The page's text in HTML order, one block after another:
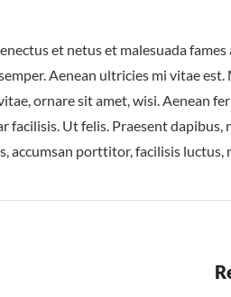
et netus et malesuada
Aenean ultricies mi vitae
ornare sit amet, wisi. Aenean
facilisis. Ut felis. Praesent
accumsan porttitor, facilisis luctus,